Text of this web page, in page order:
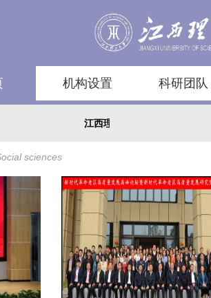
机构设置 科研团队
江西理工大学社会科学处
sciences